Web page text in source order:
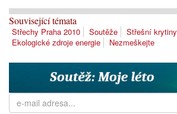
Související témata
Střechy Praha 2010 Soutěže Střešní krytiny
Ekologické zdroje energie
Nezmeškejte